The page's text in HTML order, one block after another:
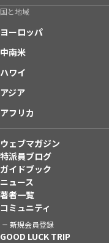
国と地域
ヨーロッパ
中南米
ハワイ
アジア
アフリカ
ウェブマガジン
特派員ブログ
ガイドブック
ニュース
著者一覧
コミュニティ
新規会員登録
GOOD LUCK TRIP